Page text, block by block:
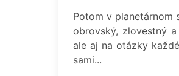
Potom v planetárnom
obrovský, zlovestný
ale aj na otázky
sami...